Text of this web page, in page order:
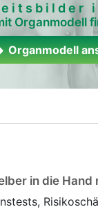
Organmodell
Organmodell
in die Hand